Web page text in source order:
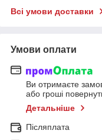
Всі умови доставки
Умови оплати
Ви отримаєте
або гроші
Детальніше
Післяплата